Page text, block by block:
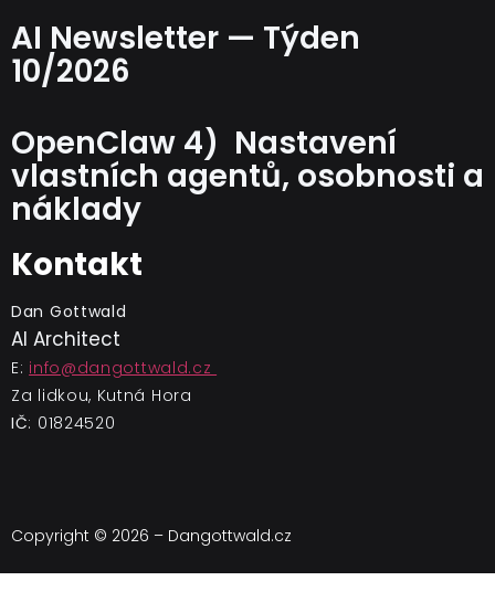
AI Newsletter — Týden
10/2026
OpenClaw 4) Nastavení
vlastních agentů, osobnosti a
náklady
Kontakt
Dan Gottwald
AI Architect
E: info@dangottwald.cz
Za lidkou, Kutná Hora
IČ: 01824520
Copyright © 2026 – Dangottwald.cz